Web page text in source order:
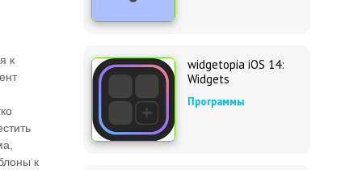
к
к
widgetopia iOS 14:
Widgets
Программы